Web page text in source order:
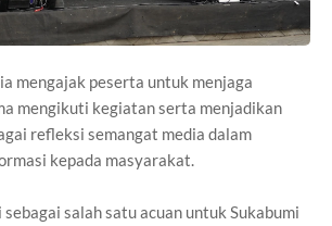
mengajak peserta untuk menjaga
mengikuti kegiatan serta menjadikan
refleksi semangat media dalam
kepada masyarakat.
sebagai salah satu acuan untuk Sukabumi